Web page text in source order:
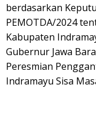
berdasarkan
PEMOTDA/2024
Kabupaten
Gubernur Jawa
Peresmian
Indramayu Sisa